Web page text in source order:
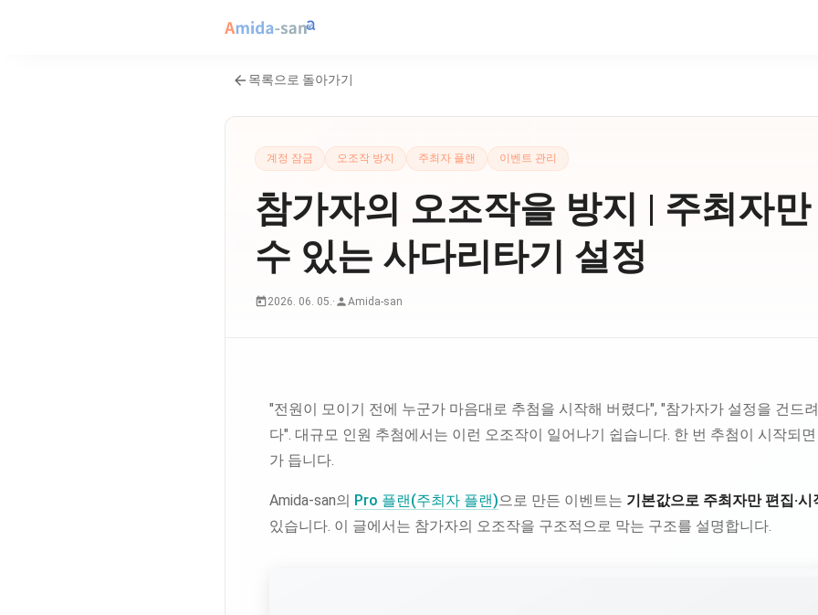
목록으로 돌아가기
계정 잠금 오조작 방지 주최자 플랜 이벤트 관리
참가자의 오조작을 방지 | 주최자
수 있는 사다리타기 설정
2026. 06. 05.· Amida-san
"전원이 모이기 전에 누군가 마음대로 추첨을 시작해 버렸다", "참가자가 설정을 건드
다". 대규모 인원 추첨에서는 이런 오조작이 일어나기 쉽습니다. 한 번 추첨이 시작되
가 듭니다.
Amida-san의 Pro 플랜(주최자 플랜)으로 만든 이벤트는 기본값으로 주최자만 편집·
있습니다. 이 글에서는 참가자의 오조작을 구조적으로 막는 구조를 설명합니다.